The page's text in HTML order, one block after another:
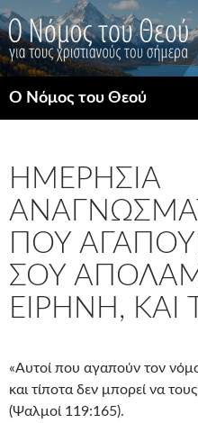
Μετάβαση
σε
περιεχόμενο
Ο Νόμος του Θεού
ΗΜΕΡΉΣΙΑ
ΠΟΥ
ΣΟΥ
ΕΙΡΉΝΗ, ΚΑΙ
«Αυτοί που αγαπούν τον
και τίποτα δεν μπορεί να
(Ψαλμοί 119:165).